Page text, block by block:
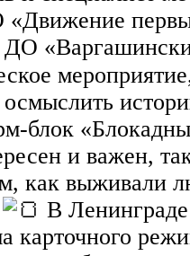
блок
и важен,
как выживали
В
карточного